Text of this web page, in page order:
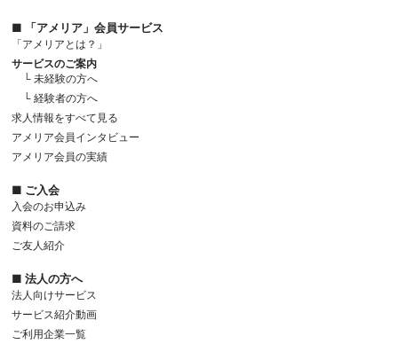
■ 「アメリア」会員サービス
「アメリアとは？」
サービスのご案内
└ 未経験の方へ
└ 経験者の方へ
求人情報をすべて見る
アメリア会員インタビュー
アメリア会員の実績
■ ご入会
入会のお申込み
資料のご請求
ご友人紹介
■ 法人の方へ
法人向けサービス
サービス紹介動画
ご利用企業一覧